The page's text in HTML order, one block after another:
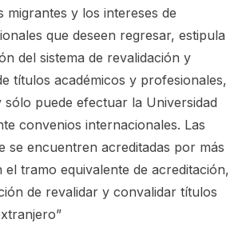
migrantes y los intereses de
que deseen regresar, estipula
del sistema de revalidación y
títulos académicos y profesionales,
puede efectuar la Universidad
convenios internacionales. Las
se encuentren acreditadas por más
el tramo equivalente de acreditación,
de revalidar y convalidar títulos